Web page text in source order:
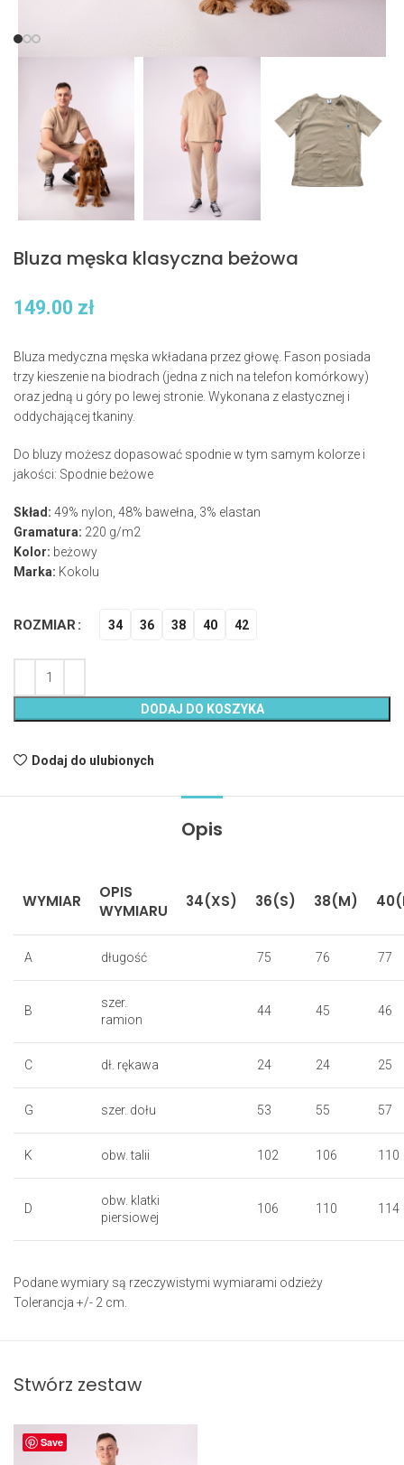
Bluza męska klasyczna beżowa
149.00 zł
Bluza medyczna męska wkładana przez głowę. Fason posiada
trzy kieszenie na biodrach (jedna z nich na telefon komórkowy)
oraz jedną u góry po lewej stronie. Wykonana z elastycznej i
oddychającej tkaniny.
Do bluzy możesz dopasować spodnie w tym samym kolorze i
jakości: Spodnie beżowe
Skład: 49% nylon, 48% bawełna, 3% elastan
Gramatura: 220 g/m2
Kolor: beżowy
Marka: Kokolu
ROZMIAR 34 36 38 40 42
DODAJ DO KOSZYKA
Dodaj do ulubionych
Opis
WYMIAR
OPIS
WYMIARU
34(XS) 36(S) 38(M)
A długość 75 76 77
B
szer.
ramion
44 45 46
C dł. rękawa 24 24 25
G szer. dołu 53 55 57
K obw. talii 102 106 110
D
obw. klatki
piersiowej
106 110 114
Podane wymiary są rzeczywistymi wymiarami odzieży
Tolerancja +/- 2 cm.
Stwórz zestaw
Save